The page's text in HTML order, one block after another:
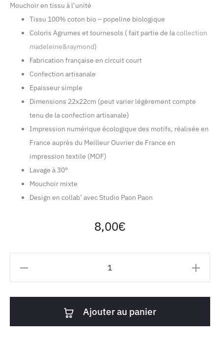
Mouchoir en tissu à l’unité
Tissu 100% coton bio – popeline biologique
Coloris Agrumes et tournesols ( fait partie de lacollection
madeleine&raymond)
Fabrication française en circuit court
Confection artisanale
Epaisseur simple
Dimensions 22x22cm (peut varier légèrement compte
tenu de la confection artisanale)
Impression numérique écologique des motifs, réalisée en
France auprès du Meilleur Ouvrier de France en
impression textile (MOF)
Lavage à 30°
Mouchoir mixte
Design en collab’ avec Studio Paon Paon
8,00€
Ajouter au panier